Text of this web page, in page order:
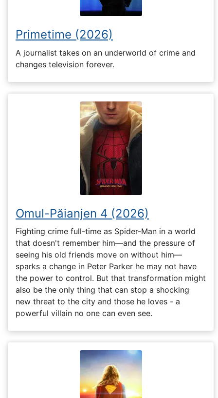
Primetime (2026)
A journalist takes on an underworld of crime and
changes television forever.
Omul-Păianjen 4 (2026)
Fighting crime full-time as Spider-Man in a world
that doesn't remember him—and the pressure of
seeing his old friends move on without him—
sparks a change in Peter Parker he may not have
the power to control. But that transformation might
also be the only thing that can stop a shocking
new threat to the city and those he loves - a
powerful villain no one can even see.